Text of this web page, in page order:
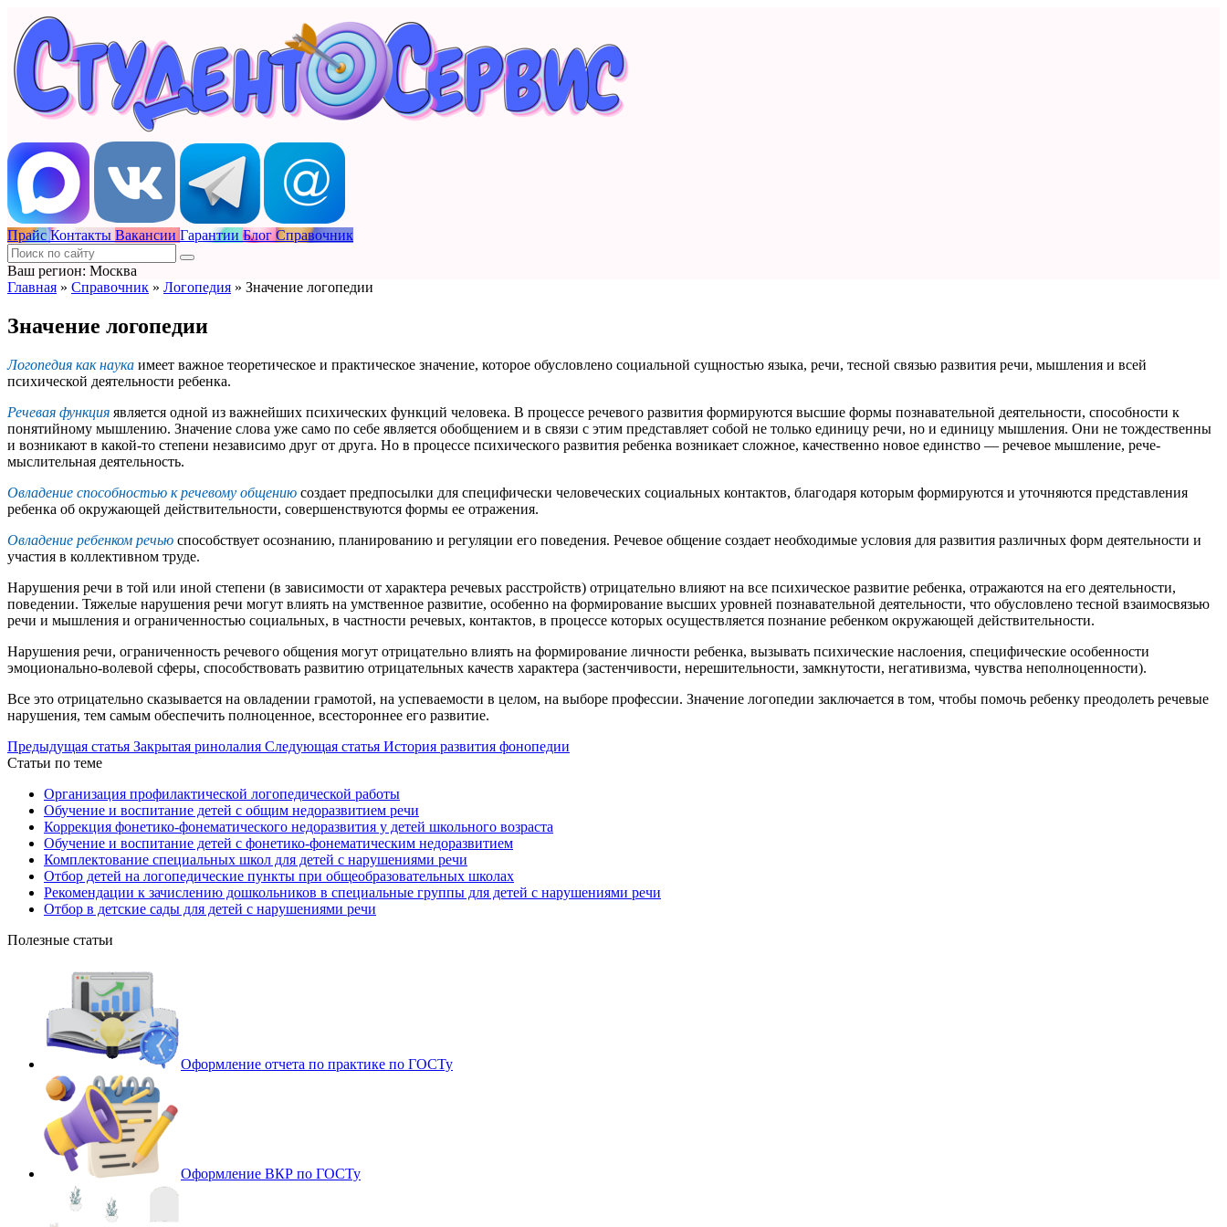
Прайс Контакты Вакансии Гарантии Блог Справочник
Ваш регион: Москва
Главная » Справочник » Логопедия » Значение логопедии
Значение логопедии
Логопедия как наука имеет важное теоретическое и практическое значение, которое обусловлено социальной сущностью языка, речи, тесной связью развития речи, мышления и всей
психической деятельности ребенка.
Речевая функция является одной из важнейших психических функций человека. В процессе речевого развития формируются высшие формы познавательной деятельности, способности к
понятийному мышлению. Значение слова уже само по себе является обобщением и в связи с этим представляет собой не только единицу речи, но и единицу мышления. Они не тождественны
и возникают в какой-то степени независимо друг от друга. Но в процессе психического развития ребенка возникает сложное, качественно новое единство — речевое мышление, рече-
мыслительная деятельность.
Овладение способностью к речевому общению создает предпосылки для специфически человеческих социальных контактов, благодаря которым формируются и уточняются представления
ребенка об окружающей действительности, совершенствуются формы ее отражения.
Овладение ребенком речью способствует осознанию, планированию и регуляции его поведения. Речевое общение создает необходимые условия для развития различных форм деятельности и
участия в коллективном труде.
Нарушения речи в той или иной степени (в зависимости от характера речевых расстройств) отрицательно влияют на все психическое развитие ребенка, отражаются на его деятельности,
поведении. Тяжелые нарушения речи могут влиять на умственное развитие, особенно на формирование высших уровней познавательной деятельности, что обусловлено тесной взаимосвязью
речи и мышления и ограниченностью социальных, в частности речевых, контактов, в процессе которых осуществляется познание ребенком окружающей действительности.
Нарушения речи, ограниченность речевого общения могут отрицательно влиять на формирование личности ребенка, вызывать психические наслоения, специфические особенности
эмоционально-волевой сферы, способствовать развитию отрицательных качеств характера (застенчивости, нерешительности, замкнутости, негативизма, чувства неполноценности).
Все это отрицательно сказывается на овладении грамотой, на успеваемости в целом, на выборе профессии. Значение логопедии заключается в том, чтобы помочь ребенку преодолеть речевые
нарушения, тем самым обеспечить полноценное, всестороннее его развитие.
Предыдущая статья Закрытая ринолалия Следующая статья История развития фонопедии
Статьи по теме
Организация профилактической логопедической работы
Обучение и воспитание детей с общим недоразвитием речи
Коррекция фонетико-фонематического недоразвития у детей школьного возраста
Обучение и воспитание детей с фонетико-фонематическим недоразвитием
Комплектование специальных школ для детей с нарушениями речи
Отбор детей на логопедические пункты при общеобразовательных школах
Рекомендации к зачислению дошкольников в специальные группы для детей с нарушениями речи
Отбор в детские сады для детей с нарушениями речи
Полезные статьи
Оформление отчета по практике по ГОСТу
Оформление ВКР по ГОСТу